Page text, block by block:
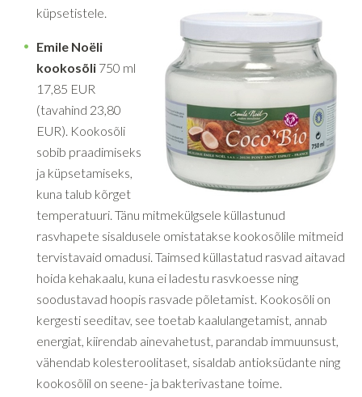
küpsetistele.
Emile Noëli
kookosõli 750 ml
17,85 EUR
(tavahind 23,80
EUR). Kookosõli
sobib praadimiseks
ja küpsetamiseks,
kuna talub kõrget
temperatuuri. Tänu mitmekülgsele küllastunud
rasvhapete sisaldusele omistatakse kookosõlile mitmeid
tervistavaid omadusi. Taimsed küllastatud rasvad aitavad
hoida kehakaalu, kuna ei ladestu rasvkoesse ning
soodustavad hoopis rasvade põletamist. Kookosõli on
kergesti seeditav, see toetab kaalulangetamist, annab
energiat, kiirendab ainevahetust, parandab immuunsust,
vähendab kolesteroolitaset, sisaldab antioksüdante ning
kookosõlil on seene- ja bakterivastane toime.